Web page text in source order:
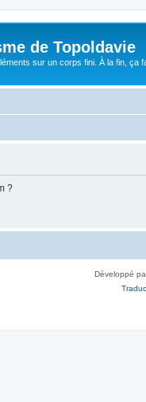
de Topoldavie
sur un corps fini. À la fin, ça
?
Développé